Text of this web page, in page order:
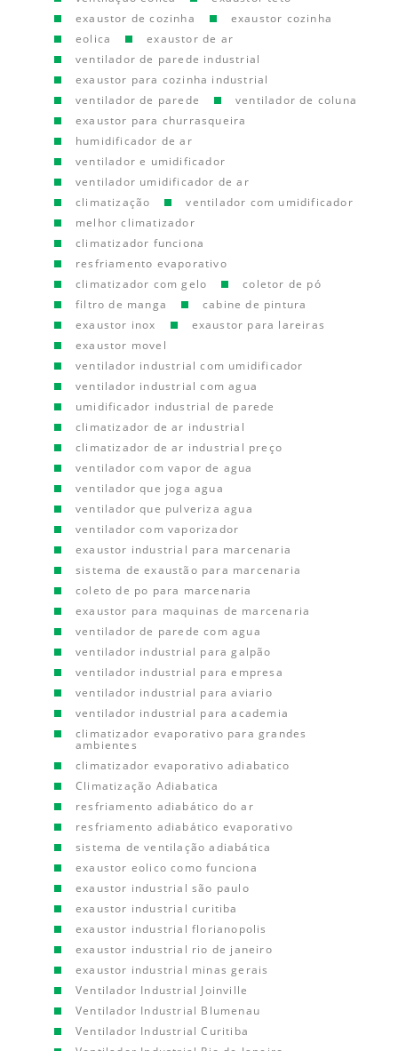
exaustor de cozinha
exaustor cozinha
eolica
exaustor de ar
ventilador de parede industrial
exaustor para cozinha industrial
ventilador de parede
ventilador de coluna
exaustor para churrasqueira
humidificador de ar
ventilador e umidificador
ventilador umidificador de ar
climatização
ventilador com umidificador
melhor climatizador
climatizador funciona
resfriamento evaporativo
climatizador com gelo
coletor de pó
filtro de manga
cabine de pintura
exaustor inox
exaustor para lareiras
exaustor movel
ventilador industrial com umidificador
ventilador industrial com agua
umidificador industrial de parede
climatizador de ar industrial
climatizador de ar industrial preço
ventilador com vapor de agua
ventilador que joga agua
ventilador que pulveriza agua
ventilador com vaporizador
exaustor industrial para marcenaria
sistema de exaustão para marcenaria
coleto de po para marcenaria
exaustor para maquinas de marcenaria
ventilador de parede com agua
ventilador industrial para galpão
ventilador industrial para empresa
ventilador industrial para aviario
ventilador industrial para academia
climatizador evaporativo para grandes
ambientes
climatizador evaporativo adiabatico
Climatização Adiabatica
resfriamento adiabático do ar
resfriamento adiabático evaporativo
sistema de ventilação adiabática
exaustor eolico como funciona
exaustor industrial são paulo
exaustor industrial curitiba
exaustor industrial florianopolis
exaustor industrial rio de janeiro
exaustor industrial minas gerais
Ventilador Industrial Joinville
Ventilador Industrial Blumenau
Ventilador Industrial Curitiba